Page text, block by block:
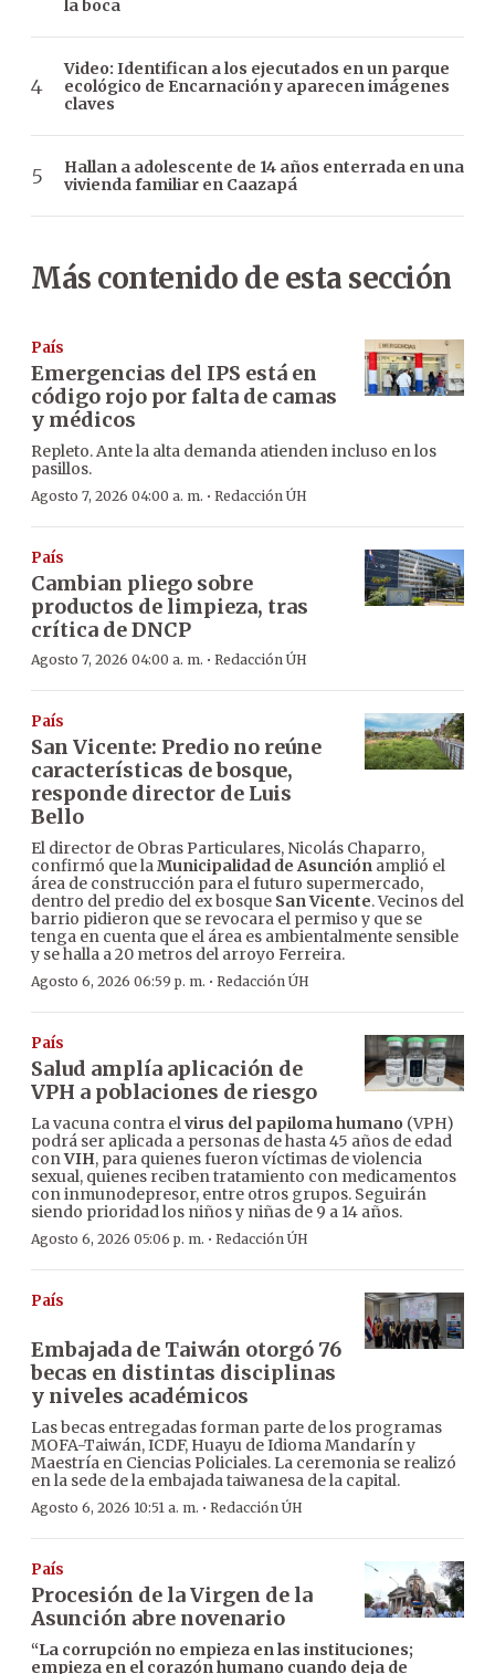
la boca
Video: Identifican a los ejecutados en un parque
ecológico de Encarnación y aparecen imágenes
claves
Hallan a adolescente de 14 años enterrada en una
vivienda familiar en Caazapá
Más contenido de esta sección
País
Emergencias del IPS está en
código rojo por falta de camas
y médicos
Repleto. Ante la alta demanda atienden incluso en los
pasillos.
Agosto 7, 2026 04:00 a. m. · Redacción ÚH
País
Cambian pliego sobre
productos de limpieza, tras
crítica de DNCP
Agosto 7, 2026 04:00 a. m. · Redacción ÚH
País
San Vicente: Predio no reúne
características de bosque,
responde director de Luis
Bello
El director de Obras Particulares, Nicolás Chaparro,
confirmó que laMunicipalidad de Asunción amplió el
área de construcción para el futuro supermercado,
dentro del predio del ex bosque San Vicente. Vecinos del
barrio pidieron que se revocara el permiso y que se
tenga en cuenta que el área es ambientalmente sensible
y se halla a 20 metros del arroyo Ferreira.
Agosto 6, 2026 06:59 p. m. · Redacción ÚH
País
Salud amplía aplicación de
VPH a poblaciones de riesgo
La vacuna contra elvirus del papiloma humano (VPH)
podrá ser aplicada a personas de hasta 45 años de edad
conVIH, para quienes fueron víctimas de violencia
sexual, quienes reciben tratamiento con medicamentos
con inmunodepresor, entre otros grupos. Seguirán
siendo prioridad los niños y niñas de 9 a 14 años.
Agosto 6, 2026 05:06 p. m. · Redacción ÚH
País
Embajada de Taiwán otorgó 76
becas en distintas disciplinas
y niveles académicos
Las becas entregadas forman parte de los programas
MOFA-Taiwán, ICDF, Huayu de Idioma Mandarín y
Maestría en Ciencias Policiales. La ceremonia se realizó
en la sede de la embajada taiwanesa de la capital.
Agosto 6, 2026 10:51 a. m. · Redacción ÚH
País
Procesión de la Virgen de la
Asunción abre novenario
“La corrupción no empieza en las instituciones;
empieza en el corazón humano cuando deja de